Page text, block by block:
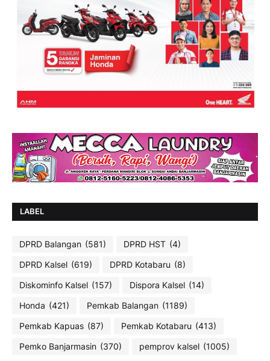
LABEL
DPRD Balangan (581) DPRD HST (4)
DPRD Kalsel (619) DPRD Kotabaru (8)
Diskominfo Kalsel (157) Dispora Kalsel (14)
Honda (421) Pemkab Balangan (1189)
Pemkab Kapuas (87) Pemkab Kotabaru (413)
Pemko Banjarmasin (370) pemprov kalsel (1005)